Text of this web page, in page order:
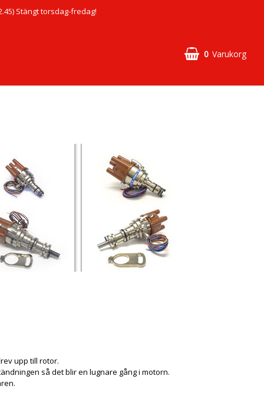
Stängt torsdag-fredag!
0 Varukorg
upp till rotor.
så det blir en lugnare gång i motorn.